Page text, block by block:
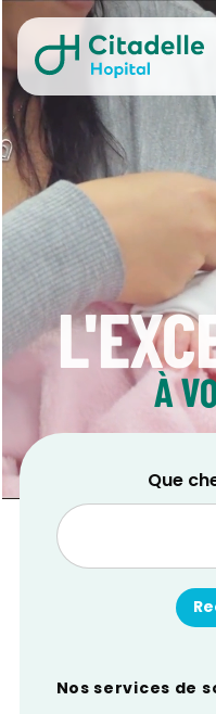
À
Que
Nos services de